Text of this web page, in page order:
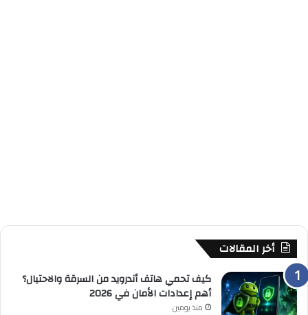
أخر المقالات
كيف تحمي هاتف أندرويد من السرقة والاحتيال؟
أهم إعدادات الأمان في 2026
منذ يومين